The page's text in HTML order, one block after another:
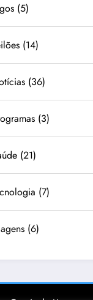
(5)
(14)
(36)
(3)
(21)
(7)
(6)